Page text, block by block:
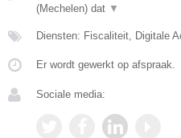
(Mechelen) dat ▼
Diensten: Fiscaliteit, Digitale
Er wordt gewerkt op afspraak.
Sociale media: